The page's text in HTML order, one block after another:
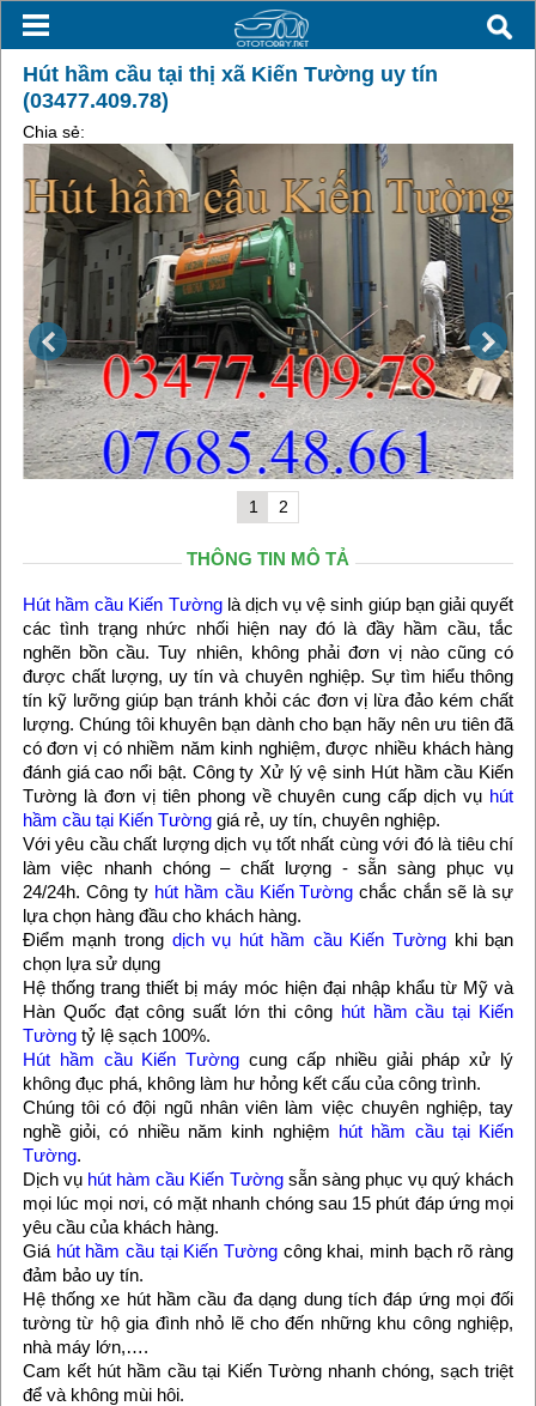
Hút hầm cầu tại thị xã Kiến Tường uy tín
(03477.409.78)
Chia sẻ:
1 2
THÔNG TIN MÔ TẢ
Hút hầm cầu Kiến Tườnglà dịch vụ vệ sinh giúp bạn giải quyết
các tình trạng nhức nhối hiện nay đó là đầy hầm cầu, tắc
nghẽn bồn cầu. Tuy nhiên, không phải đơn vị nào cũng có
được chất lượng, uy tín và chuyên nghiệp. Sự tìm hiểu thông
tín kỹ lưỡng giúp bạn tránh khỏi các đơn vị lừa đảo kém chất
lượng. Chúng tôi khuyên bạn dành cho bạn hãy nên ưu tiên đã
có đơn vị có nhiềm năm kinh nghiệm, được nhiều khách hàng
đánh giá cao nổi bật. Công ty Xử lý vệ sinh Hút hầm cầu Kiến
Tường là đơn vị tiên phong về chuyên cung cấp dịch vụ hút
hầm cầu tại Kiến Tườnggiá rẻ, uy tín, chuyên nghiệp.
Với yêu cầu chất lượng dịch vụ tốt nhất cùng với đó là tiêu chí
làm việc nhanh chóng – chất lượng - sẵn sàng phục vụ
24/24h. Công ty hút hầm cầu Kiến Tường chắc chắn sẽ là sự
lựa chọn hàng đầu cho khách hàng.
Điểm mạnh trong dịch vụ hút hầm cầu Kiến Tường khi bạn
chọn lựa sử dụng
Hệ thống trang thiết bị máy móc hiện đại nhập khẩu từ Mỹ và
Hàn Quốc đạt công suất lớn thi công hút hầm cầu tại Kiến
Tườngtỷ lệ sạch 100%.
Hút hầm cầu Kiến Tường cung cấp nhiều giải pháp xử lý
không đục phá, không làm hư hỏng kết cấu của công trình.
Chúng tôi có đội ngũ nhân viên làm việc chuyên nghiệp, tay
nghề giỏi, có nhiều năm kinh nghiệm hút hầm cầu tại Kiến
Tường.
Dịch vụ hút hàm cầu Kiến Tườngsẵn sàng phục vụ quý khách
mọi lúc mọi nơi, có mặt nhanh chóng sau 15 phút đáp ứng mọi
yêu cầu của khách hàng.
Giá hút hầm cầu tại Kiến Tường công khai, minh bạch rõ ràng
đảm bảo uy tín.
Hệ thống xe hút hầm cầu đa dạng dung tích đáp ứng mọi đối
tường từ hộ gia đình nhỏ lẽ cho đến những khu công nghiệp,
nhà máy lớn,….
Cam kết hút hầm cầu tại Kiến Tường nhanh chóng, sạch triệt
để và không mùi hôi.